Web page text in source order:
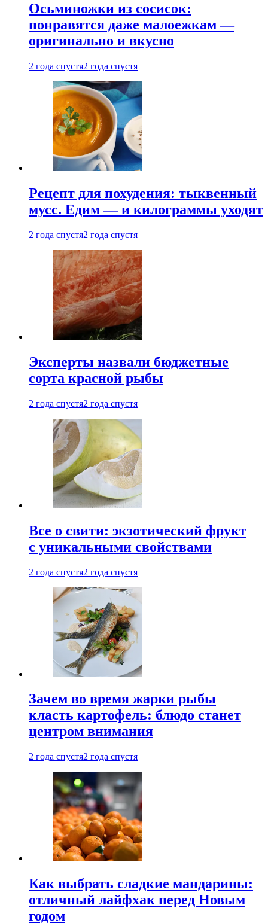
Осьминожки из сосисок:
понравятся даже малоежкам —
оригинально и вкусно
2 года спустя2 года спустя
Рецепт для похудения: тыквенный
мусс. Едим — и килограммы уходят
2 года спустя2 года спустя
Эксперты назвали бюджетные
сорта красной рыбы
2 года спустя2 года спустя
Все о свити: экзотический фрукт
с уникальными свойствами
2 года спустя2 года спустя
Зачем во время жарки рыбы
класть картофель: блюдо станет
центром внимания
2 года спустя2 года спустя
Как выбрать сладкие мандарины:
отличный лайфхак перед Новым
годом